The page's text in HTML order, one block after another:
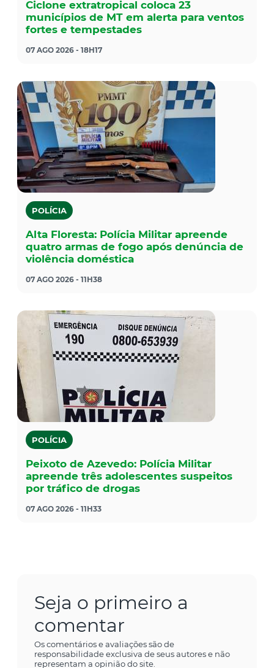
Ciclone extratropical coloca 23
municípios de MT em alerta para ventos
fortes e tempestades
07 AGO 2026 - 18H17
POLÍCIA
Alta Floresta: Polícia Militar apreende
quatro armas de fogo após denúncia de
violência doméstica
07 AGO 2026 - 11H38
POLÍCIA
Peixoto de Azevedo: Polícia Militar
apreende três adolescentes suspeitos
por tráfico de drogas
07 AGO 2026 - 11H33
Seja o primeiro a
comentar
Os comentários e avaliações são de
responsabilidade exclusiva de seus autores e não
representam a opinião do site.